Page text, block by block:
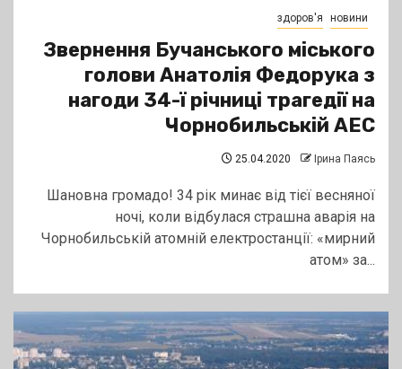
здоров'я новини
Звернення Бучанського міського
голови Анатолія Федорука з
нагоди 34-ї річниці трагедії на
Чорнобильській АЕС
25.04.2020 Ірина Паясь
Шановна громадо! 34 рік минає від тієї весняної
ночі, коли відбулася страшна аварія на
Чорнобильській атомній електростанції: «мирний
атом» за...